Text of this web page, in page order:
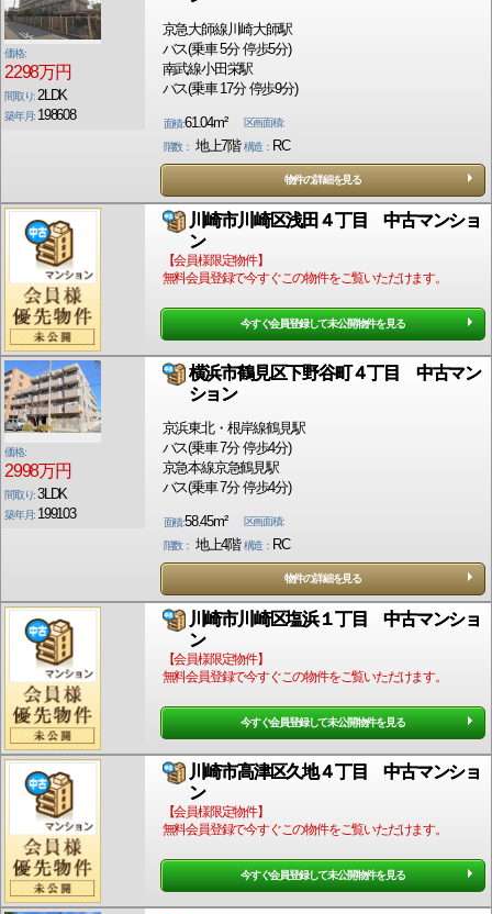
価格:
2298万円
間取り:2LDK
築年月: 198608
京急大師線川崎大師駅
バス(乗車 5分 停歩5分)
南武線小田栄駅
バス(乗車 17分 停歩9分)
面積:61.04m²
区画面積:
階数： 地上7階 構造： RC
物件の詳細を見る
川崎市川崎区浅田４丁目 中古マンショ
ン
【会員様限定物件】
無料会員登録で今すぐこの物件をご覧いただけます。
今すぐ会員登録して未公開物件を見る
価格:
2998万円
間取り:3LDK
築年月: 199103
横浜市鶴見区下野谷町４丁目 中古マン
ション
京浜東北・根岸線鶴見駅
バス(乗車 7分 停歩4分)
京急本線京急鶴見駅
バス(乗車 7分 停歩4分)
面積:58.45m²
区画面積:
階数： 地上4階 構造： RC
物件の詳細を見る
川崎市川崎区塩浜１丁目 中古マンショ
ン
【会員様限定物件】
無料会員登録で今すぐこの物件をご覧いただけます。
今すぐ会員登録して未公開物件を見る
川崎市高津区久地４丁目 中古マンショ
ン
【会員様限定物件】
無料会員登録で今すぐこの物件をご覧いただけます。
今すぐ会員登録して未公開物件を見る